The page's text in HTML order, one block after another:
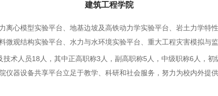
建筑工程学院
离心模型实验平台、地基边坡及高铁动力学实验平台、岩土力学特
微观结构实验平台、水力与水环境实验平台、重大工程灾害模拟与
技术人员18人，其中正高职称3人，副高职称5人，中级职称6人，
仪器设备共享平台立足于教学、科研和社会服务，努力为校内外提